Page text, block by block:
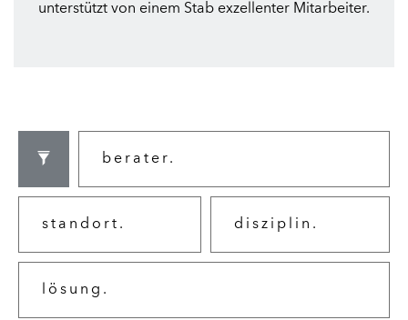
unterstützt von einem Stab exzellenter Mitarbeiter.
berater.
standort. disziplin.
lösung.